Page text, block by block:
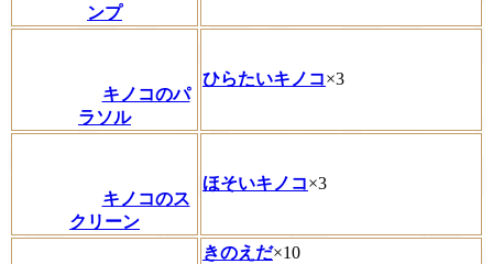
ンプ
キノコのパ
ラソル
ひらたいキノコ×3
キノコのス
クリーン
ほそいキノコ×3
きのえだ×10